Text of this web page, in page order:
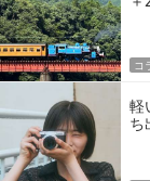
コ
軽
ち